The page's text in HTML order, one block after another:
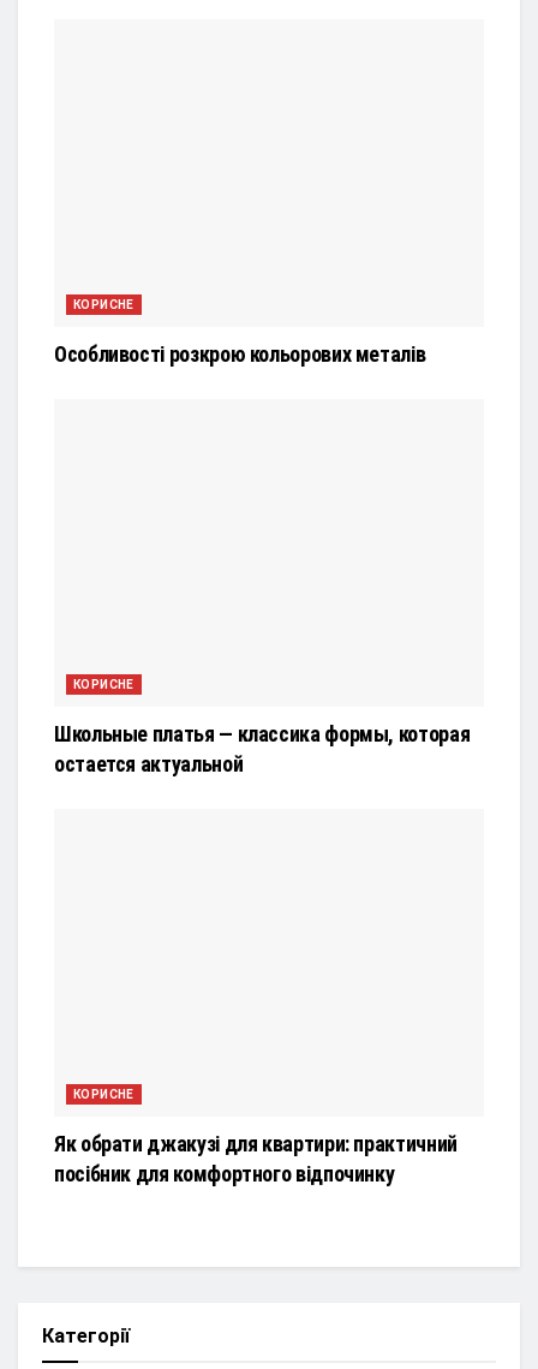
КОРИСНЕ
Особливості розкрою кольорових металів
КОРИСНЕ
Школьные платья — классика формы, которая
остается актуальной
КОРИСНЕ
Як обрати джакузі для квартири: практичний
посібник для комфортного відпочинку
Категорії